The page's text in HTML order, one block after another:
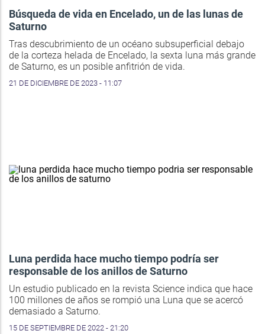
Búsqueda de vida en Encelado, un de las lunas de
Saturno
Tras descubrimiento de un océano subsuperficial debajo
de la corteza helada de Encelado, la sexta luna más grande
de Saturno, es un posible anfitrión de vida.
21 DE DICIEMBRE DE 2023 - 11:07
Luna perdida hace mucho tiempo podría ser
responsable de los anillos de Saturno
Un estudio publicado en la revista Science indica que hace
100 millones de años se rompió una Luna que se acercó
demasiado a Saturno.
15 DE SEPTIEMBRE DE 2022 - 21:20